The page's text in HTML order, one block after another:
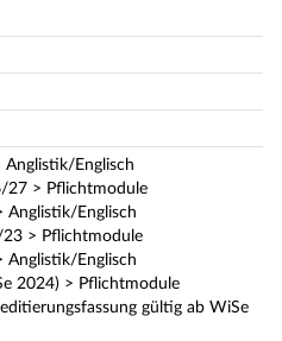
Anglistik/Englisch
27 > Pflichtmodule
Anglistik/Englisch
23 > Pflichtmodule
Anglistik/Englisch
2024) > Pflichtmodule
gültig ab WiSe